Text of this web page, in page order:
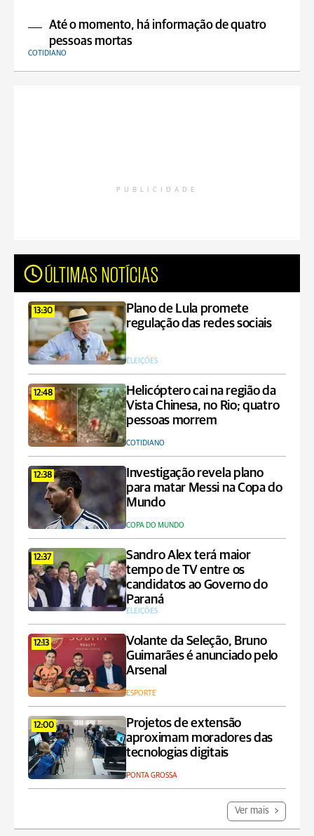
Até o momento, há informação de quatro
pessoas mortas
COTIDIANO
PUBLICIDADE
ÚLTIMAS NOTÍCIAS
13:30
Plano de Lula promete
regulação das redes sociais
ELEIÇÕES
12:48
Helicóptero cai na região da
Vista Chinesa, no Rio; quatro
pessoas morrem
COTIDIANO
12:38
Investigação revela plano
para matar Messi na Copa do
Mundo
COPA DO MUNDO
12:37
Sandro Alex terá maior
tempo de TV entre os
candidatos ao Governo do
Paraná
ELEIÇÕES
12:13
Volante da Seleção, Bruno
Guimarães é anunciado pelo
Arsenal
ESPORTE
12:00
Projetos de extensão
aproximam moradores das
tecnologias digitais
PONTA GROSSA
Ver mais